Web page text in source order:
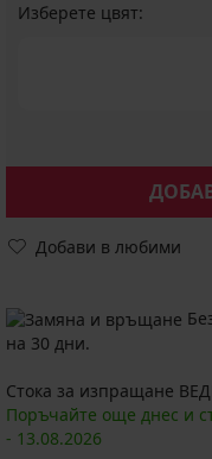
Изберете цвят:
Добави в любими
на 30 дни.
Стока за изпращане
Поръчайте още днес и
- 13.08.2026